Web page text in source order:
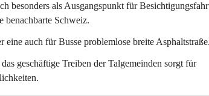
besonders als Ausgangspunkt für
benachbarte Schweiz.
eine auch für Busse problemlose breite
geschäftige Treiben der Talgemeinden sorgt für